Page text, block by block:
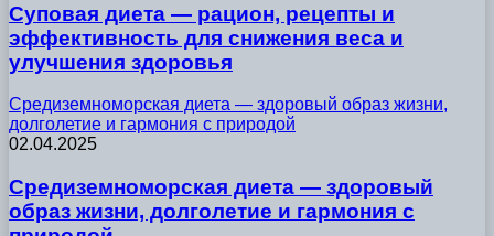
Суповая диета — рацион, рецепты и
эффективность для снижения веса и
улучшения здоровья
Средиземноморская диета — здоровый образ жизни,
долголетие и гармония с природой
02.04.2025
Средиземноморская диета — здоровый
образ жизни, долголетие и гармония с